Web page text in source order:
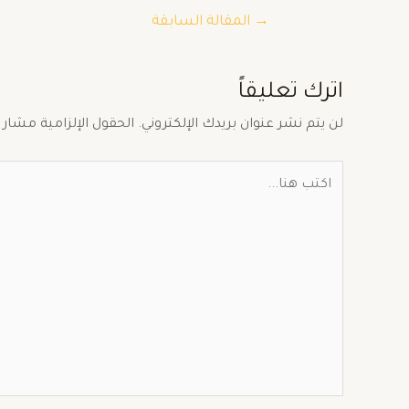
→ المقالة السابقة
اترك تعليقاً
لن يتم نشر عنوان بريدك الإلكتروني. الحقول الإلزامية مشار